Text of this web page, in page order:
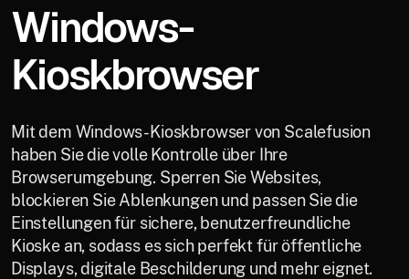
Windows-
Kioskbrowser
Mit dem Windows-Kioskbrowser von Scalefusion
haben Sie die volle Kontrolle über Ihre
Browserumgebung. Sperren Sie Websites,
blockieren Sie Ablenkungen und passen Sie die
Einstellungen für sichere, benutzerfreundliche
Kioske an, sodass es sich perfekt für öffentliche
Displays, digitale Beschilderung und mehr eignet.